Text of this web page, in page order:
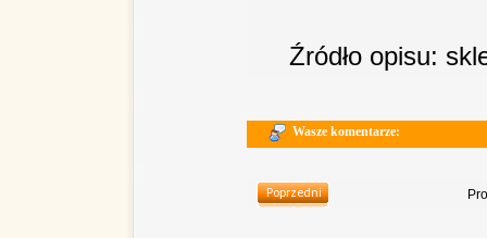
Źródło opisu:
Wasze komentarze: